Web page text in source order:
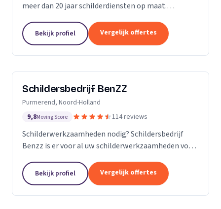
meer dan 20 jaar schilderdiensten op maat.
provincie Flevoland, het Gooi, Amsterdam en
omstreken...
Bekijk profiel Vergelijk offertes
Schildersbedrijf BenZZ
Purmerend, Noord-Holland
9,8Moving Score 114 reviews
Schilderwerkzaamheden nodig? Schildersbedrijf
Benzz is er voor al uw schilderwerkzaamheden voor
Bekijk profiel Vergelijk offertes